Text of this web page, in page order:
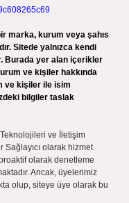
marka, kurum veya şahıs
Sitede yalnızca kendi
Burada yer alan içerikler
ve kişiler hakkında
ve kişiler ile isim
bilgiler taslak
ve İletişim
Sağlayıcı olarak hizmet
olarak denetleme
Ancak, üyelerimiz
olup, siteye üye olarak bu